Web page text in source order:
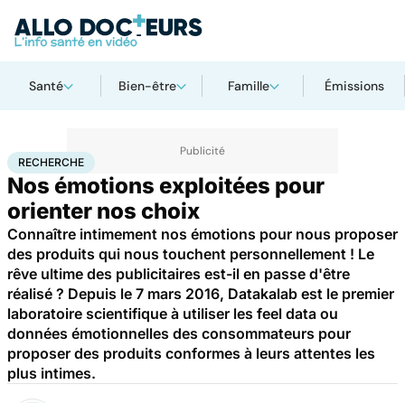
Santé Bien-être Famille Émissions
AccueilSantéMaladies Recherche
RECHERCHE
Nos émotions exploitées pour
orienter nos choix
Connaître intimement nos émotions pour nous proposer
des produits qui nous touchent personnellement ! Le
rêve ultime des publicitaires est-il en passe d'être
réalisé ? Depuis le 7 mars 2016, Datakalab est le premier
laboratoire scientifique à utiliser les feel data ou
données émotionnelles des consommateurs pour
proposer des produits conformes à leurs attentes les
plus intimes.